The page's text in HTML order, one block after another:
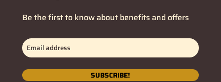
Be the first to know about benefits and offers
Email
address(Nécessaire)
SUBSCRIBE!